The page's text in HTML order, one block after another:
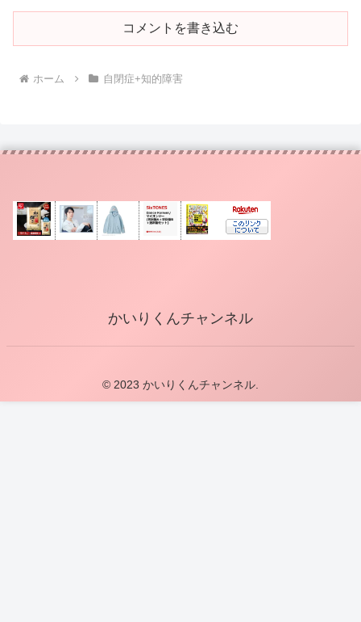
コメントを書き込む
ホーム 自閉症+知的障害
かいりくんチャンネル
© 2023 かいりくんチャンネル.